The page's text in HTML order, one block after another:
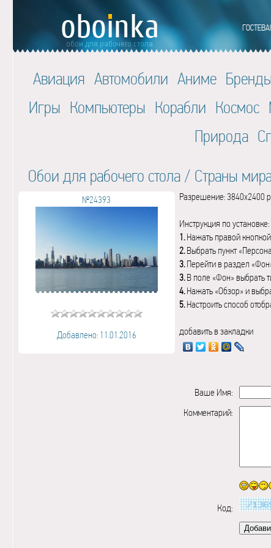
Авиация Автомобили Аниме
Игры Компьютеры Корабли Космос
Природа
Обои для рабочего стола/ Страны
№24393
Добавлено: 11.01.2016
Разрешение: 3840x2400
Инструкция по установке:
1.Нажать правой
2.Выбрать пункт
3.Перейти в раздел
3.В поле «Фон» выбрать
4.Нажать «Обзор» и
5.Настроить способ
добавить в закладки
Ваше Имя:
Комментарий:
Код: